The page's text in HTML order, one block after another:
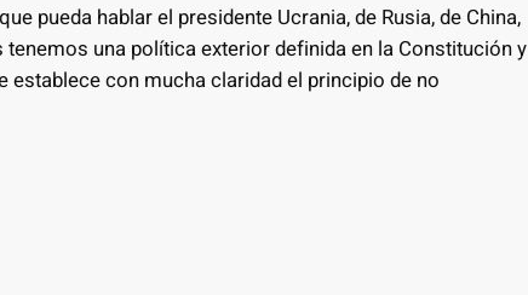
pueda hablar el presidente Ucrania, de Rusia, de China,
una política exterior definida en la Constitución y
establece con mucha claridad el principio de no